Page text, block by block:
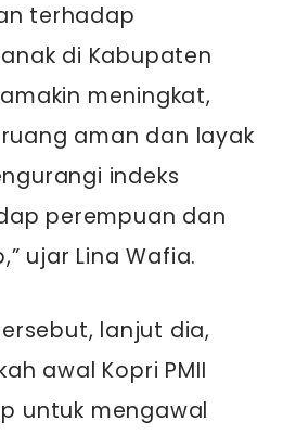
terhadap
di Kabupaten
meningkat,
aman dan layak
indeks
perempuan dan
ujar Lina Wafia.
lanjut dia,
awal Kopri PMII
untuk mengawal